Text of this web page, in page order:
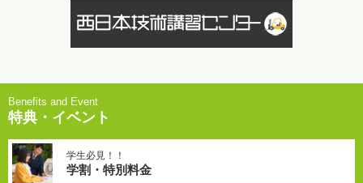
特典・イベント
学生必見！！
学割・特別料金